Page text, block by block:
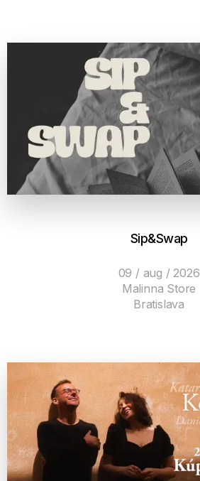
Sip&Swap
09 / aug / 2026
Malinna Store
Bratislava